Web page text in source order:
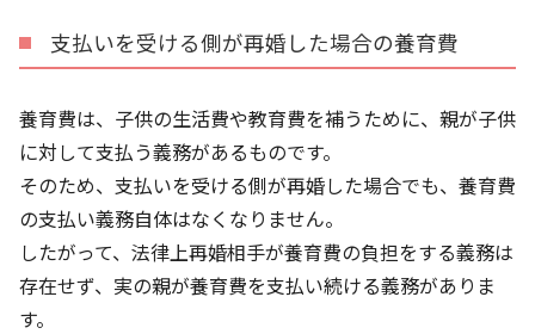
支払いを受ける側が再婚した場合の養育費
養育費は、子供の生活費や教育費を補うために、親が子供
に対して支払う義務があるものです。
そのため、支払いを受ける側が再婚した場合でも、養育費
の支払い義務自体はなくなりません。
したがって、法律上再婚相手が養育費の負担をする義務は
存在せず、実の親が養育費を支払い続ける義務がありま
す。